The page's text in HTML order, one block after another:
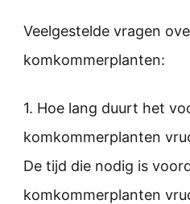
Veelgestelde vragen
komkommerplanten:
1. Hoe lang duurt het
komkommerplanten
De tijd die nodig is
komkommerplanten